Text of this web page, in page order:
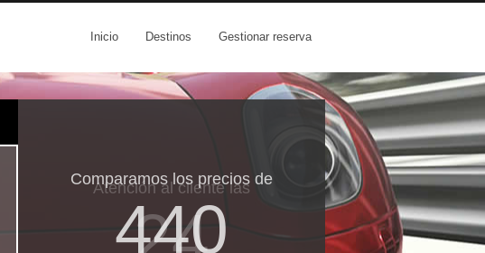
Inicio Destinos Gestionar reserva
Comparamos los precios de
440
Atención al cliente las